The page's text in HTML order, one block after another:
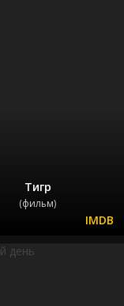
Тигр
(фильм)